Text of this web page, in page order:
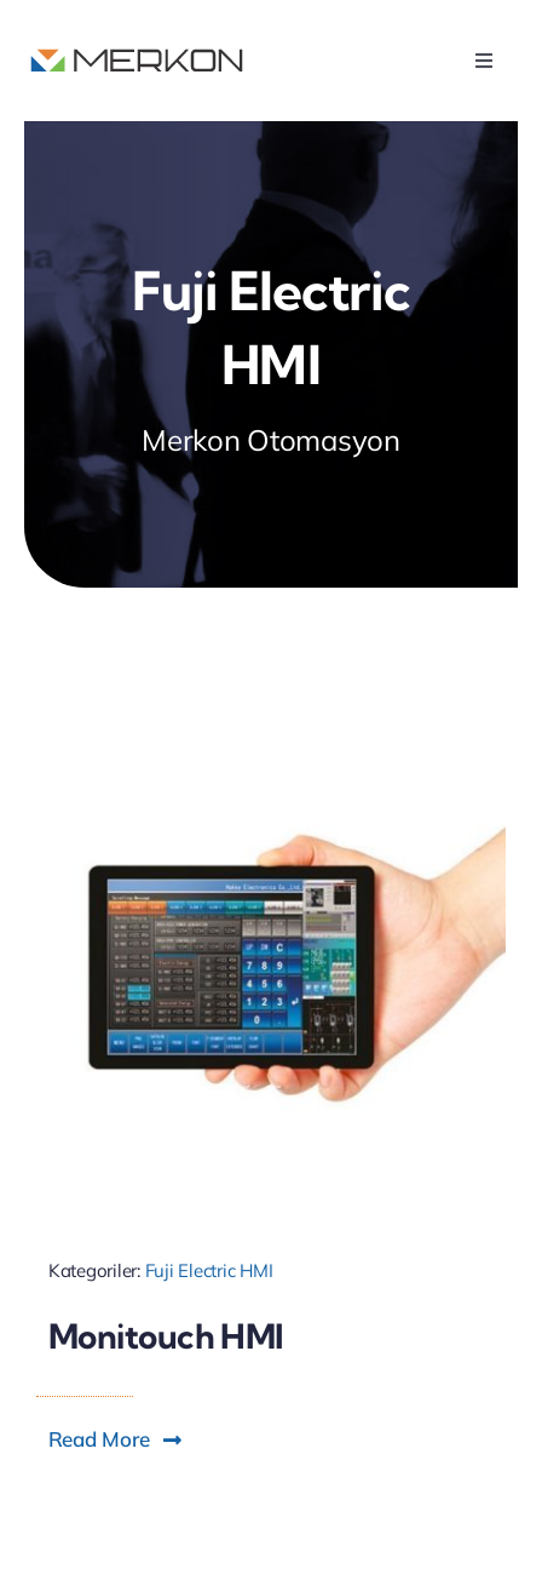
Toggle
Ürünlerimiz
Hizmetler
İletişim
Fuji Electric
HMI
Merkon Otomasyon
Kategoriler: Fuji Electric HMI
Monitouch HMI
Read More